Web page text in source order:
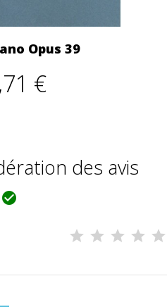
Opus 39
€
des avis
